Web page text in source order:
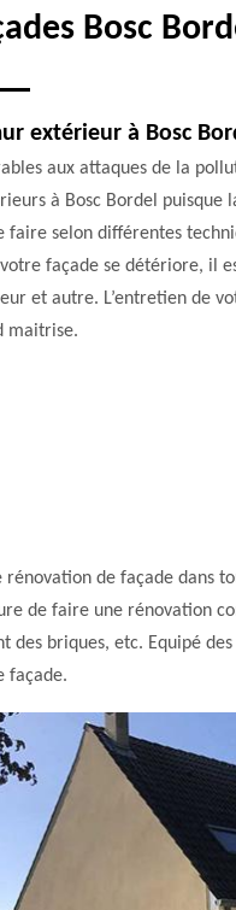
Bosc
extérieur à Bosc
aux attaques de la
à Bosc Bordel
faire selon différentes
façade se détériore, il
et autre. L’entretien de
maitrise.
de façade dans
de faire une rénovation
briques, etc. Equipé
façade.